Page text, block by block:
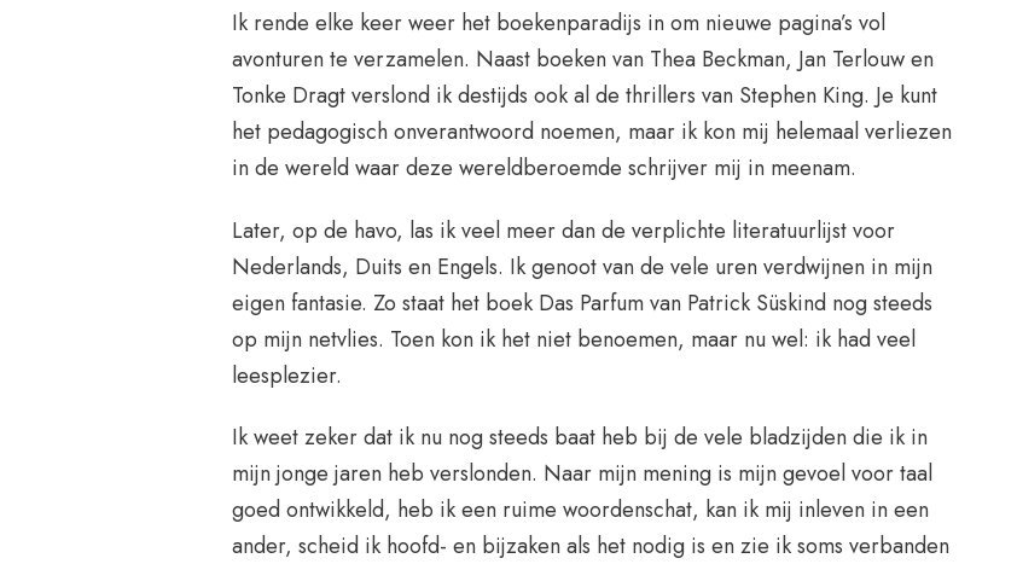
Ik rende elke keer weer het boekenparadijs in om nieuwe pagina’s vol
avonturen te verzamelen. Naast boeken van Thea Beckman, Jan Terlouw en
Tonke Dragt verslond ik destijds ook al de thrillers van Stephen King. Je kunt
het pedagogisch onverantwoord noemen, maar ik kon mij helemaal verliezen
in de wereld waar deze wereldberoemde schrijver mij in meenam.
Later, op de havo, las ik veel meer dan de verplichte literatuurlijst voor
Nederlands, Duits en Engels. Ik genoot van de vele uren verdwijnen in mijn
eigen fantasie. Zo staat het boek Das Parfum van Patrick Süskind nog steeds
op mijn netvlies. Toen kon ik het niet benoemen, maar nu wel: ik had veel
leesplezier.
Ik weet zeker dat ik nu nog steeds baat heb bij de vele bladzijden die ik in
mijn jonge jaren heb verslonden. Naar mijn mening is mijn gevoel voor taal
goed ontwikkeld, heb ik een ruime woordenschat, kan ik mij inleven in een
ander, scheid ik hoofd- en bijzaken als het nodig is en zie ik soms verbanden